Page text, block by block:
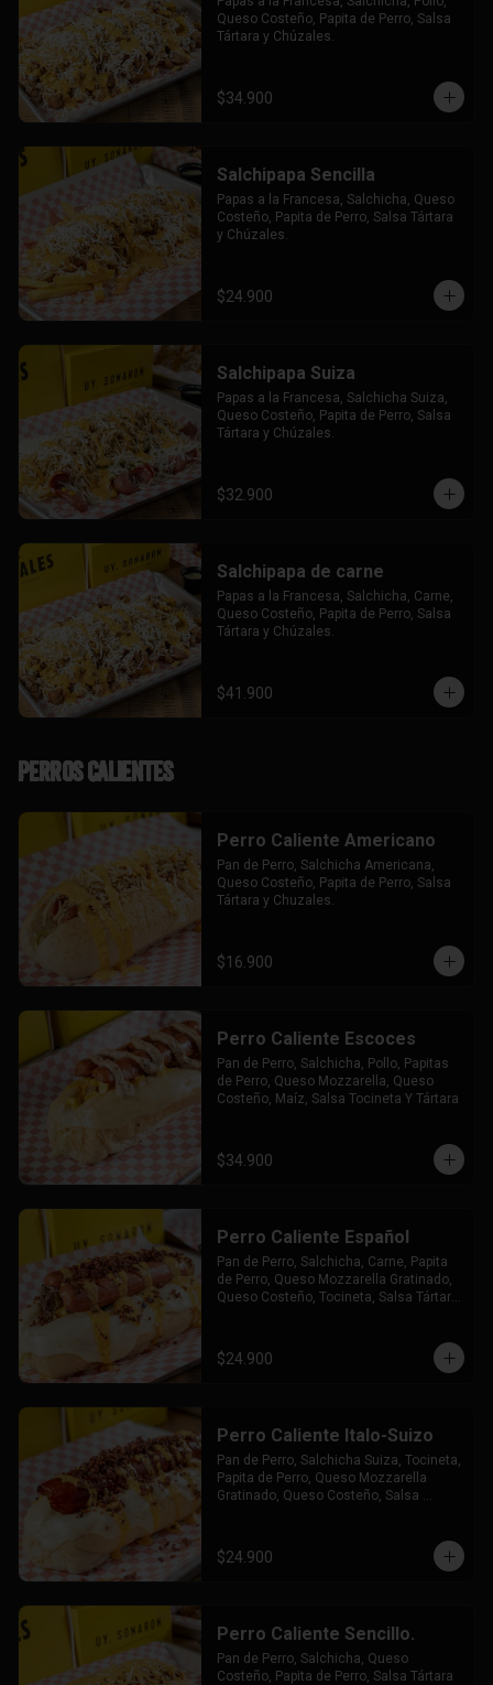
Queso Costeño, Papita de Perro, Salsa
Tártara y Chúzales.
$34.900
Salchipapa Sencilla
Papas a la Francesa, Salchicha, Queso
Costeño, Papita de Perro, Salsa Tártara
y Chúzales.
$24.900
Salchipapa Suiza
Papas a la Francesa, Salchicha Suiza,
Queso Costeño, Papita de Perro, Salsa
Tártara y Chúzales.
$32.900
Salchipapa de carne
Papas a la Francesa, Salchicha, Carne,
Queso Costeño, Papita de Perro, Salsa
Tártara y Chúzales.
$41.900
Perros Calientes
Perro Caliente Americano
Pan de Perro, Salchicha Americana,
Queso Costeño, Papita de Perro, Salsa
Tártara y Chuzales.
$16.900
Perro Caliente Escoces
Pan de Perro, Salchicha, Pollo, Papitas
de Perro, Queso Mozzarella, Queso
Costeño, Maíz, Salsa Tocineta Y Tártara
$34.900
Perro Caliente Español
Pan de Perro, Salchicha, Carne, Papita
de Perro, Queso Mozzarella Gratinado,
Queso Costeño, Tocineta, Salsa Tártara
$24.900
Perro Caliente Italo-Suizo
Pan de Perro, Salchicha Suiza, Tocineta,
Papita de Perro, Queso Mozzarella
Gratinado, Queso Costeño, Salsa
$24.900
Perro Caliente Sencillo.
Pan de Perro, Salchicha, Queso
Costeño, Papita de Perro, Salsa Tártara